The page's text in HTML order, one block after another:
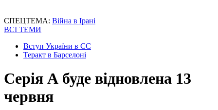
СПЕЦТЕМА: Війна в Ірані
ВСІ ТЕМИ
Вступ України в ЄС
Теракт в Барселоні
Серія А буде відновлена 13
червня